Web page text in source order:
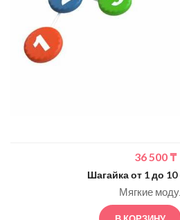
36 500₸
Шагайка от 1 до 10
Мягкие